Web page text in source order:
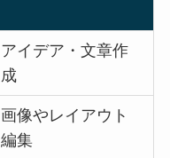
アイデア・文章作
成
画像やレイアウト
編集